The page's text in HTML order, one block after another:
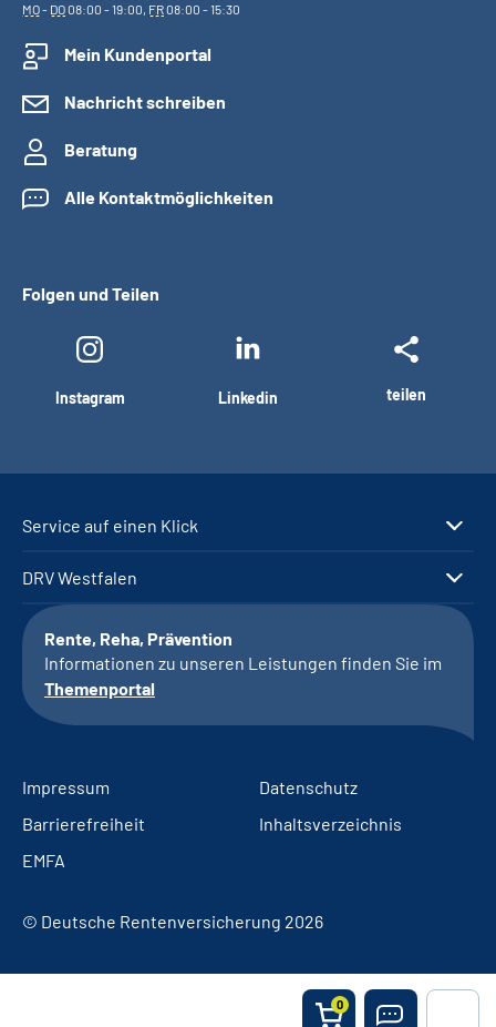
0
MO- DO08:00 - 19:00, FR08:00 - 15:30
Mein Kundenportal
Nachricht schreiben
Beratung
Alle Kontaktmöglichkeiten
Folgen und Teilen
Instagram Linkedin teilen
Service auf einen Klick
DRV Westfalen
Rente, Reha, Prävention
Informationen zu unseren Leistungen finden Sie im
Themenportal
Impressum
Datenschutz
Barrierefreiheit
Inhaltsverzeichnis
EMFA
© Deutsche Rentenversicherung 2026